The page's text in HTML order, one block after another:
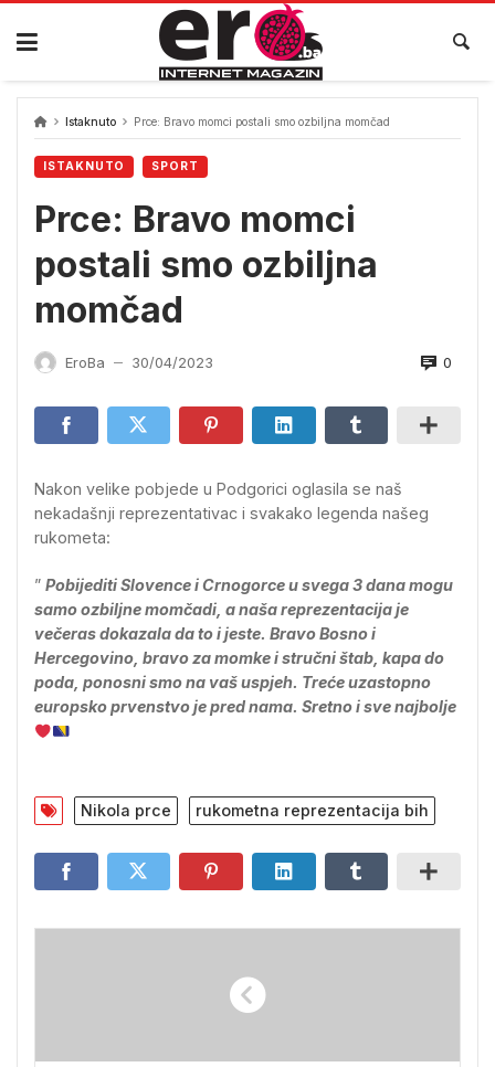
Skip
content
Istaknuto Prce: Bravo momci postali smo ozbiljna momčad
ISTAKNUTO SPORT
Prce: Bravo momci
postali smo ozbiljna
momčad
EroBa — 30/04/2023 0
Nakon velike pobjede u Podgorici oglasila se naš
nekadašnji reprezentativac i svakako legenda našeg
rukometa:
” Pobijediti Slovence i Crnogorce u svega 3 dana mogu
samo ozbiljne momčadi, a naša reprezentacija je
večeras dokazala da to i jeste. Bravo Bosno i
Hercegovino, bravo za momke i stručni štab, kapa do
poda, ponosni smo na vaš uspjeh. Treće uzastopno
europsko prvenstvo je pred nama. Sretno i sve najbolje
Nikola prce rukometna reprezentacija bih